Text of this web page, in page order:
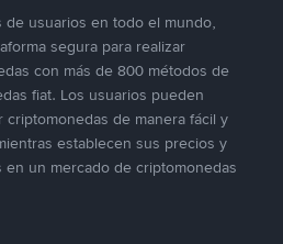
de usuarios en todo el mundo,
segura para realizar
con más de 800 métodos de
fiat. Los usuarios pueden
de manera fácil y
establecen sus precios y
un mercado de criptomonedas